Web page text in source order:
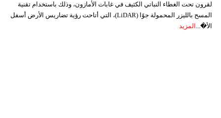
لقرون تحت الغطاء النباتي الكثيف في غابات الأمازون، وذلك باستخدام تقنية
المسح بالليزر المحمولة جوًا (LiDAR)، التي أتاحت رؤية تضاريس الأرض أسفل
الأ�... المزيد